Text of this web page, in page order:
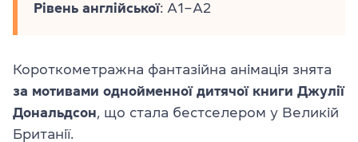
Рівень англійської: A1–A2
Короткометражна фантазійна анімація знята
за мотивами однойменної дитячої книги Джулії
Дональдсон, що стала бестселером у Великій
Британії.